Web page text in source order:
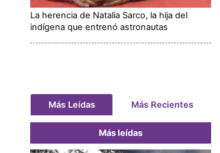
La herencia de Natalia Sarco, la hija del
indígena que entrenó astronautas
Más Leídas Más Recientes
Más leídas